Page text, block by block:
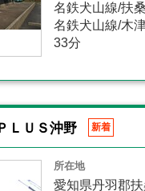
名鉄犬山線/扶
名鉄犬山線/木
33分
ＬＵＳ沖野 新着
所在地
愛知県丹羽郡